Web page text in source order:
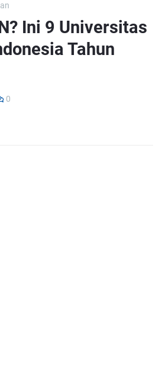
Ini 9 Universitas
Tahun
0